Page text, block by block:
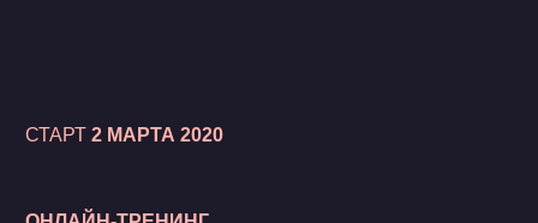
СТАРТ 2 МАРТА 2020